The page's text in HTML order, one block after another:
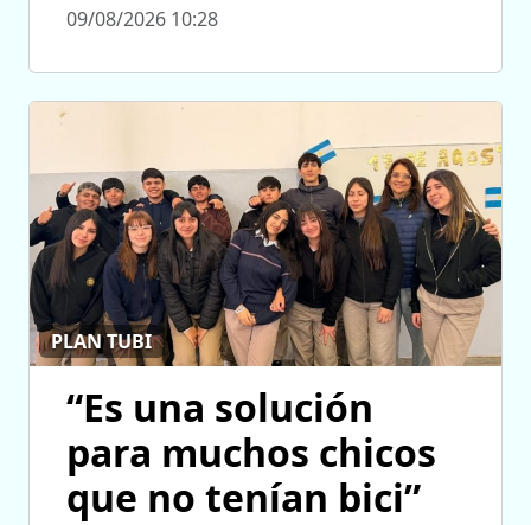
09/08/2026 10:28
PLAN TUBI
“Es una solución
para muchos chicos
que no tenían bici”